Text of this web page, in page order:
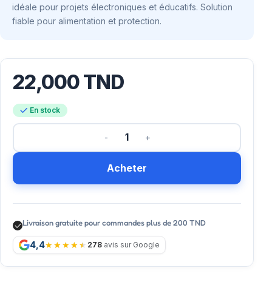
idéale pour projets électroniques et éducatifs. Solution
fiable pour alimentation et protection.
22,000TND
En stock
Acheter
Livraison gratuite pour commandes plus de 200 TND
4,4 278 avis sur Google